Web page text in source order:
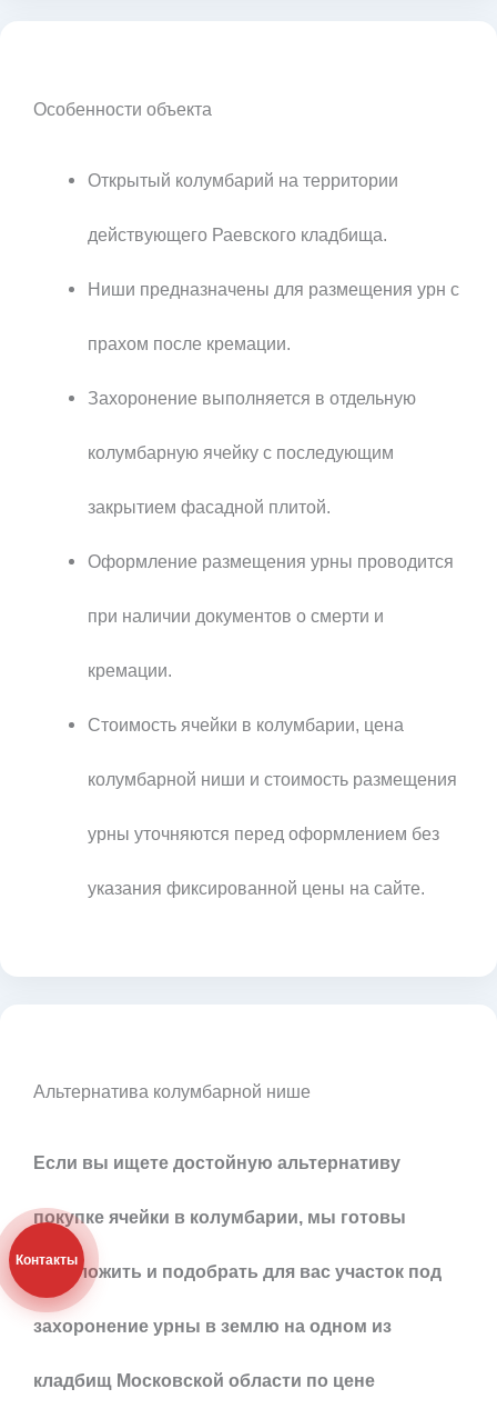
Особенности объекта
Открытый колумбарий на территории
действующего Раевского кладбища.
Ниши предназначены для размещения урн с
прахом после кремации.
Захоронение выполняется в отдельную
колумбарную ячейку с последующим
закрытием фасадной плитой.
Оформление размещения урны проводится
при наличии документов о смерти и
кремации.
Стоимость ячейки в колумбарии, цена
колумбарной ниши и стоимость размещения
урны уточняются перед оформлением без
указания фиксированной цены на сайте.
Альтернатива колумбарной нише
Если вы ищете достойную альтернативу
покупке ячейки в колумбарии, мы готовы
предложить и подобрать для вас участок под
захоронение урны в землю на одном из
кладбищ Московской области по цене
Контакты